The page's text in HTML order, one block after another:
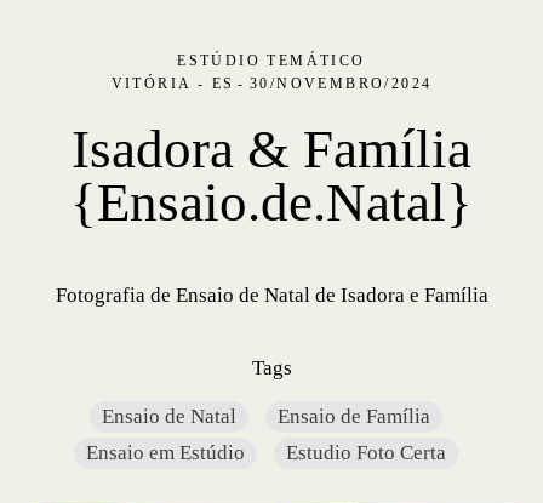
ESTÚDIO TEMÁTICO
VITÓRIA - ES
30/NOVEMBRO/2024
Isadora & Família
{Ensaio.de.Natal}
Fotografia de Ensaio de Natal de Isadora e Família
Tags
Ensaio de Natal
Ensaio de Família
Ensaio em Estúdio
Estudio Foto Certa